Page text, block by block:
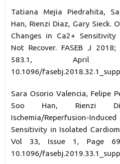
Tatiana Mejia Piedrahita,
Han, Rienzi Diaz, Gary Sieck.
Changes in Ca2+
Not Recover. FASEB J
583.1, April
10.1096/
Sara Osorio Valencia, Felipe
Soo Han, Rienzi
Ischemia/Reperfusion-
Sensitivity in Isolated
Vol 33, Issue 1, Page
10.1096/